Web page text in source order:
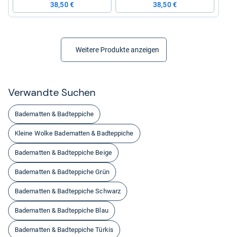
38,50 € 38,50 €
Weitere Produkte anzeigen
Ver­wandte Suchen
Badematten & Badteppiche
Kleine Wolke Badematten & Badteppiche
Badematten & Badteppiche Beige
Badematten & Badteppiche Grün
Badematten & Badteppiche Schwarz
Badematten & Badteppiche Blau
Badematten & Badteppiche Türkis